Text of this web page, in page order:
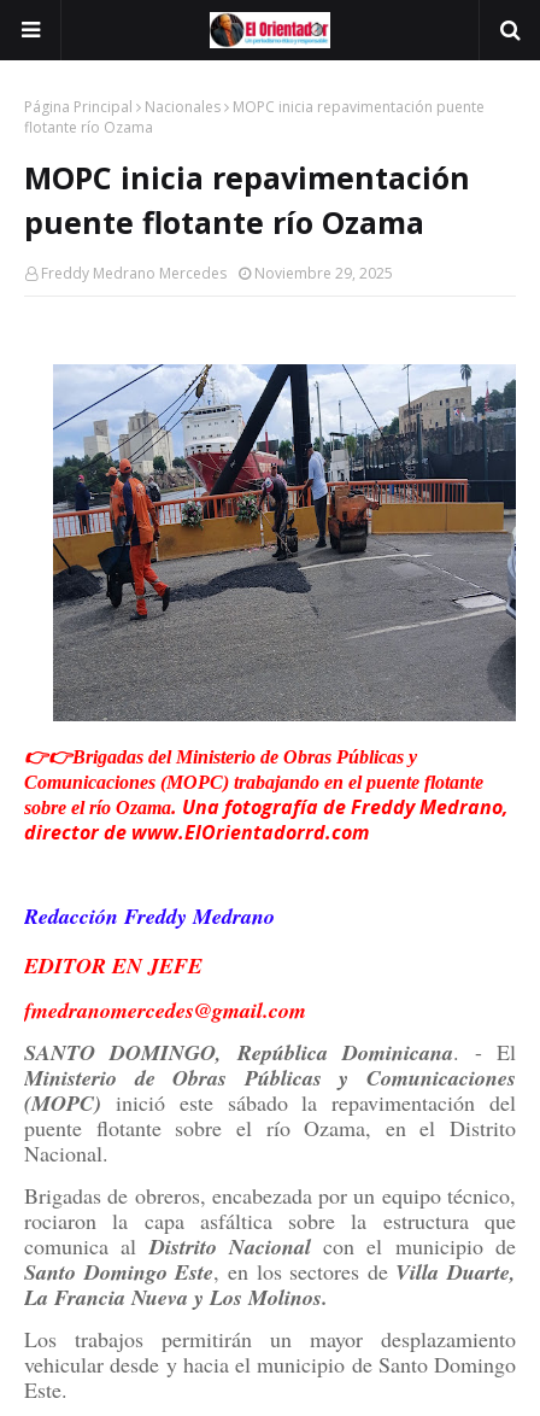
Página Principal Nacionales
MOPC inicia repavimentación puente
flotante río Ozama
MOPC inicia repavimentación
puente flotante río Ozama
Freddy Medrano Mercedes Noviembre 29, 2025
👉👉Brigadas del Ministerio de Obras Públicas y
Comunicaciones (MOPC) trabajando en el puente flotante
sobre el río Ozama. Una fotografía de Freddy Medrano,
director de www.ElOrientadorrd.com
Redacción Freddy Medrano
EDITOR EN JEFE
fmedranomercedes@gmail.com
SANTO DOMINGO, República Dominicana. - El
Ministerio de Obras Públicas y Comunicaciones
(MOPC) inició este sábado la repavimentación del
puente flotante sobre el río Ozama, en el Distrito
Nacional.
Brigadas de obreros, encabezada por un equipo técnico,
rociaron la capa asfáltica sobre la estructura que
comunica alDistrito Nacionalcon el municipio de
Santo Domingo Este, en los sectores de Villa Duarte,
La Francia Nueva y Los Molinos.
Los trabajos permitirán un mayor desplazamiento
vehicular desde y hacia el municipio de Santo Domingo
Este.